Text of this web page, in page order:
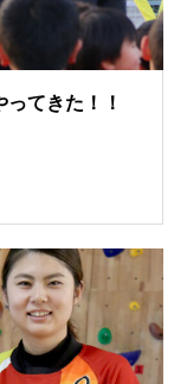
てきた！！